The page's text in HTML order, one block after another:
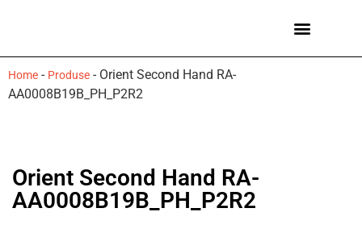
Home - Produse - Orient Second Hand RA-
AA0008B19B_PH_P2R2
Orient Second Hand RA-
AA0008B19B_PH_P2R2